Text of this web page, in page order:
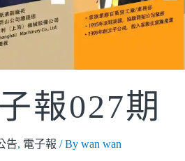
報027期
告, 電子報 / By wan wan